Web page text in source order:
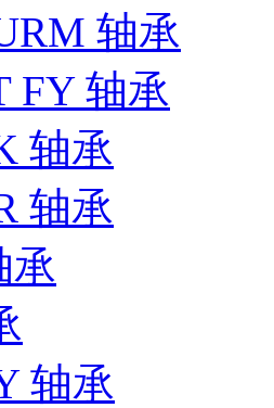
轴承
FY 轴承
轴承
轴承
承
轴承